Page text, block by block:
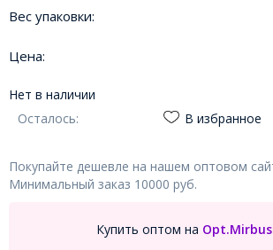
Вес упаковки:
Цена:
Нет в наличии
Осталось:
В избранное
Покупайте дешевле на нашем оптовом
Минимальный заказ 10000 руб.
Купить оптом на